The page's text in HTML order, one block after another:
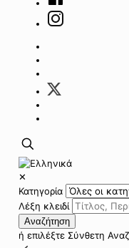
✕
Κατηγορία
Λέξη κλειδί
Αναζήτηση
ή επιλέξτε Σύνθετη